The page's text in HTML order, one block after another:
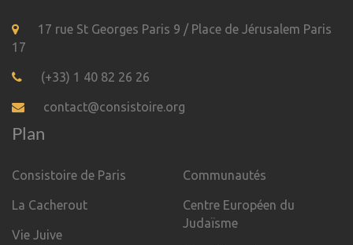
17 rue St Georges Paris 9 / Place de Jérusalem Paris
17
(+33) 1 40 82 26 26
contact@consistoire.org
Plan
Consistoire de Paris
La Cacherout
Vie Juive
Communautés
Centre Européen du
Judaïsme